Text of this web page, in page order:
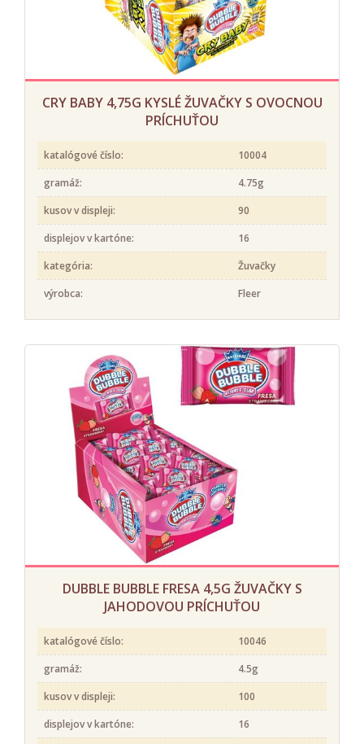
CRY BABY 4,75G KYSLÉ ŽUVAČKY S OVOCNOU
PRÍCHUŤOU
katalógové číslo:
10004
gramáž:
4.75g
kusov v displeji:
90
displejov v kartóne:
16
kategória:
Žuvačky
výrobca:
Fleer
DUBBLE BUBBLE FRESA 4,5G ŽUVAČKY S
JAHODOVOU PRÍCHUŤOU
katalógové číslo:
10046
gramáž:
4.5g
kusov v displeji:
100
displejov v kartóne:
16